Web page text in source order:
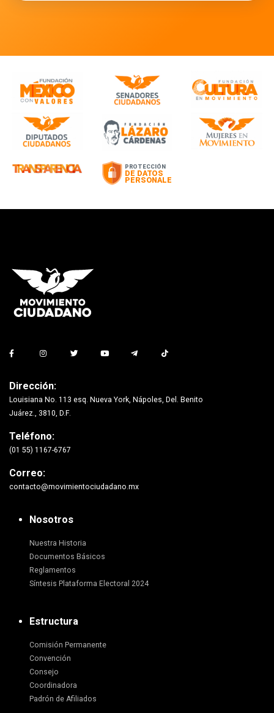
Dirección:
Louisiana No. 113 esq. Nueva York, Nápoles, Del. Benito
Juárez., 3810, D.F.
Teléfono:
(01 55) 1167-6767
Correo:
contacto@movimientociudadano.mx
Nosotros
Nuestra Historia
Documentos Básicos
Reglamentos
Síntesis Plataforma Electoral 2024
Estructura
Comisión Permanente
Convención
Consejo
Coordinadora
Padrón de Afiliados